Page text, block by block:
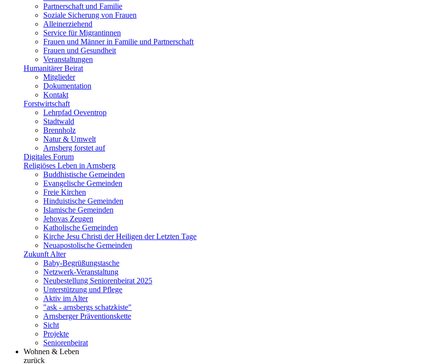
Partnerschaft und Familie
Soziale Sicherung von Frauen
Alleinerziehend
Service für Migrantinnen
Frauen und Männer in Familie und Partnerschaft
Frauen und Gesundheit
Veranstaltungen
Humanitärer Beirat
Mitglieder
Dokumentation
Kontakt
Forstwirtschaft
Lehrpfad Oeventrop
Stadtwald
Brennholz
Natur & Umwelt
Arnsberg forstet auf
Digitales Forum
Religiöses Leben in Arnsberg
Buddhistische Gemeinden
Evangelische Gemeinden
Freie Kirchen
Hinduistische Gemeinden
Islamische Gemeinden
Jehovas Zeugen
Katholische Gemeinden
Kirche Jesu Christi der Heiligen der Letzten Tage
Neuapostolische Gemeinden
Zukunft Alter
Baby-Begrüßungstasche
Netzwerk-Veranstaltung
Neubestellung Seniorenbeirat 2025
Unterstützung und Pflege
Aktiv im Alter
"ask - arnsbergs schatzkiste"
Arnsberger Präventionskette
Sicht
Projekte
Seniorenbeirat
Wohnen & Leben
zurück